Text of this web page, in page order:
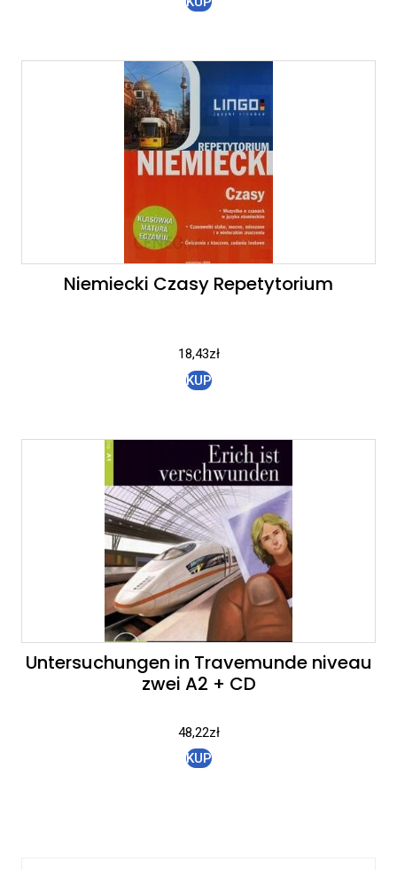
Niemiecki Czasy Repetytorium
18,43zł
KUP
Untersuchungen in Travemunde niveau
zwei A2 + CD
48,22zł
KUP